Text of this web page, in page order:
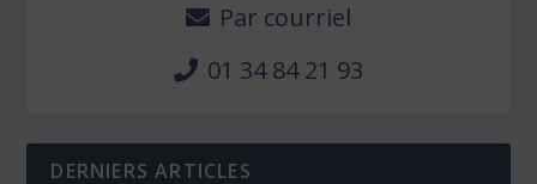
Par courriel
01 34 84 21 93
DERNIERS ARTICLES